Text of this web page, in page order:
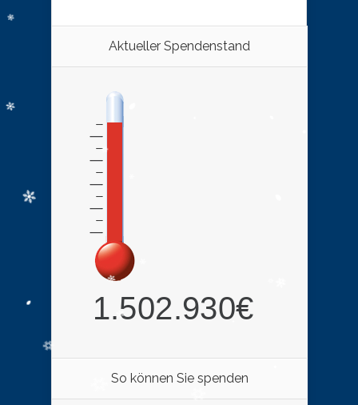
Aktueller Spendenstand
So können Sie spenden